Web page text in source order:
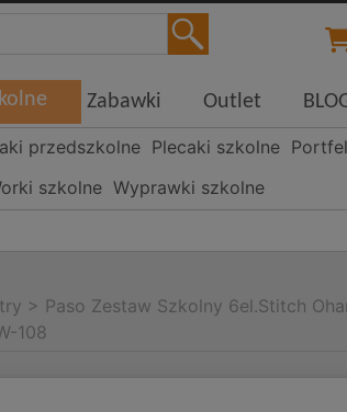
Zabawki Outlet
przedszkolne Plecaki szkolne
szkolne Wyprawki szkolne
> Paso Zestaw Szkolny 6el.Stitch
108